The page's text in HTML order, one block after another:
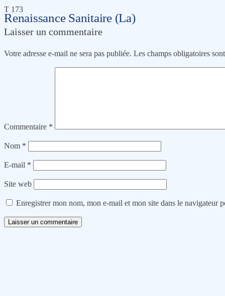
Renaissance Sanitaire (La)
T 173
Laisser un commentaire
Votre adresse e-mail ne sera pas publiée. Les champs obligatoires
Commentaire *
Nom *
E-mail *
Site web
Enregistrer mon nom, mon e-mail et mon site dans le navigateur